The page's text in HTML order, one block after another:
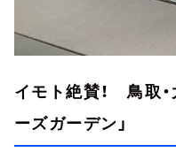
イモト絶賛！ 鳥取・
ーズガーデン」